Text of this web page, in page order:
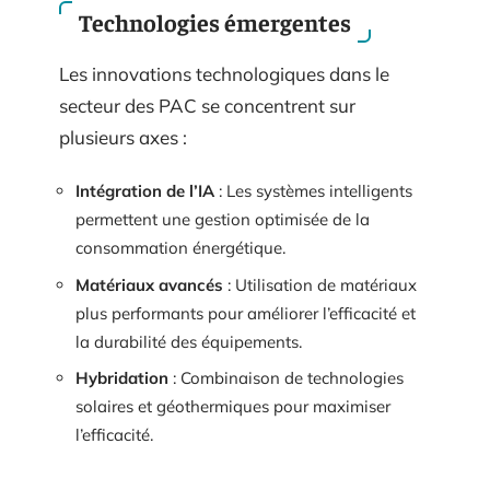
Technologies émergentes
Les innovations technologiques dans le
secteur des PAC se concentrent sur
plusieurs axes :
Intégration de l’IA : Les systèmes intelligents
permettent une gestion optimisée de la
consommation énergétique.
Matériaux avancés : Utilisation de matériaux
plus performants pour améliorer l’efficacité et
la durabilité des équipements.
Hybridation : Combinaison de technologies
solaires et géothermiques pour maximiser
l’efficacité.